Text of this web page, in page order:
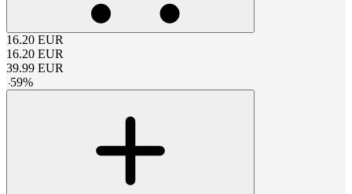
16.20 EUR
16.20 EUR
39.99 EUR
-59%